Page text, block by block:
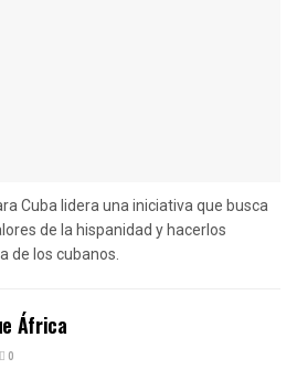
Cuba lidera una iniciativa que busca
de la hispanidad y hacerlos
de los cubanos.
África
0